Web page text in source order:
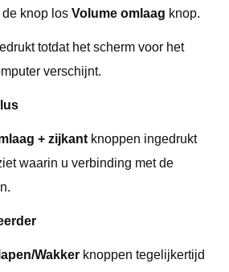
knop los Volume omlaag knop.
totdat het scherm voor het
verschijnt.
+ zijkant knoppen ingedrukt
waarin u verbinding met de
Wakker knoppen tegelijkertijd